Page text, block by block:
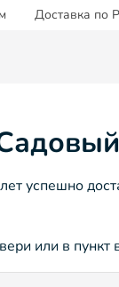
Доставка по
успешно
или в пункт